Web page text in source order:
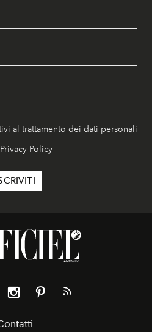
al trattamento dei dati personali
Privacy Policy